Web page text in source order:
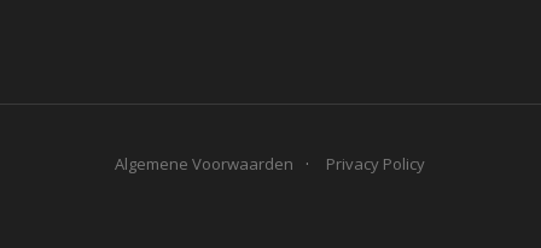
Algemene Voorwaarden Privacy Policy